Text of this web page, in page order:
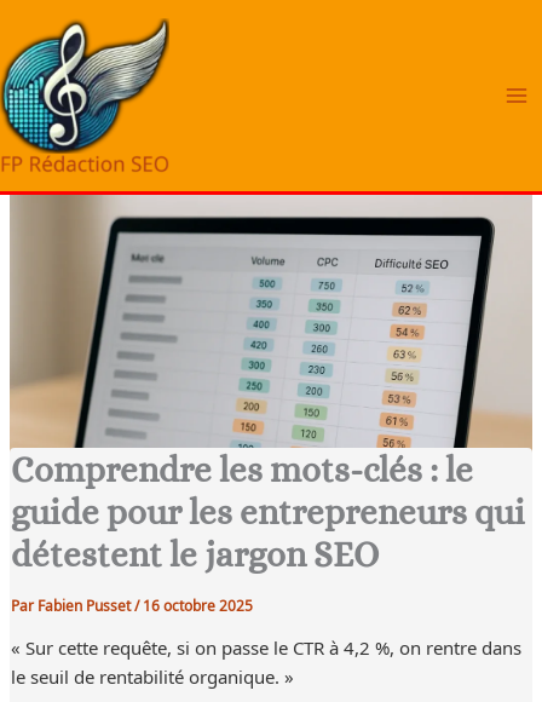
contenu
Comprendre les mots-clés : le
guide pour les entrepreneurs qui
détestent le jargon SEO
ParFabien Pusset/16 octobre 2025
« Sur cette requête, si on passe le CTR à 4,2 %, on rentre dans
le seuil de rentabilité organique. »